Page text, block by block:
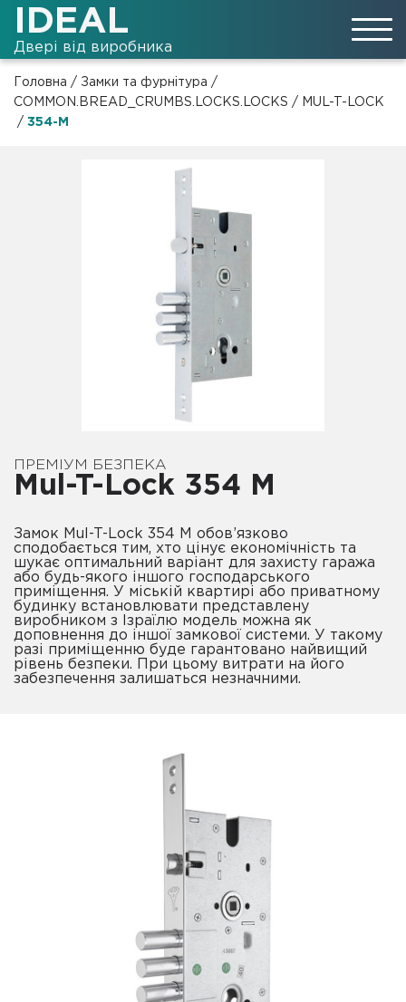
IDEAL
Двері від виробника
Головна / Замки та фурнітура /
COMMON.BREAD_CRUMBS.LOCKS.LOCKS /
MUL-T-LOCK
/ 354-M
ПРЕМІУМ БЕЗПЕКА
Mul-T-Lock 354 M
Замок Mul-T-Lock 354 M обов’язково
сподобається тим, хто цінує економічність та
шукає оптимальний варіант для захисту гаража
або будь-якого іншого господарського
приміщення. У міській квартирі або приватному
будинку встановлювати представлену
виробником з Ізраїлю модель можна як
доповнення до іншої замкової системи. У такому
разі приміщенню буде гарантовано найвищий
рівень безпеки. При цьому витрати на його
забезпечення залишаться незначними.